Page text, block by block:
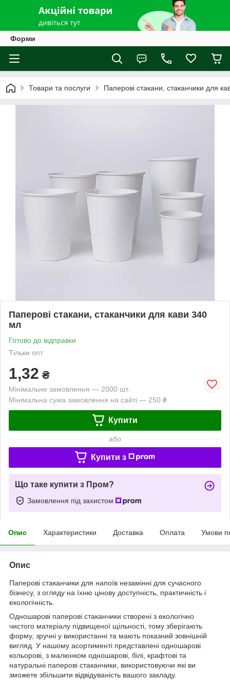
Форми
Товари та послуги Паперові стакани, стаканчики для
Паперові стакани, стаканчики для кави 340
мл
Готово до відправки
Тільки опт
1,32 ₴
Мінімальне замовлення — 2000 шт.
Мінімальна сума замовлення на сайті — 250 ₴
Купити
або
Купити з
Що таке купити з Пром?
Замовлення під захистом
Опис Характеристики Доставка Оплата Умови
Опис
Паперові стаканчики для напоїв незамінні для сучасного
бізнесу, з огляду на їхню цінову доступність, практичність і
екологічність.
Одношарові паперові стаканчики створені з екологічно
чистого матеріалу підвищеної щільності, тому зберігають
форму, зручні у використанні та мають показний зовнішній
вигляд. У нашому асортименті представлені одношарові
кольорові, з малюнком одношарові, білі, крафтові та
натуральні паперові стаканчики, використовуючи які ви
зможете збільшити відвідуваність вашого закладу.